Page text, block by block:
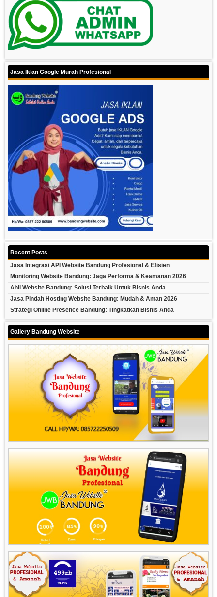
Jasa Iklan Google Murah Profesional
Recent Posts
Jasa Integrasi API Website Bandung Profesional & Efisien
Monitoring Website Bandung: Jaga Performa & Keamanan 2026
Ahli Website Bandung: Solusi Terbaik Untuk Bisnis Anda
Jasa Pindah Hosting Website Bandung: Mudah & Aman 2026
Strategi Online Presence Bandung: Tingkatkan Bisnis Anda
Gallery Bandung Website